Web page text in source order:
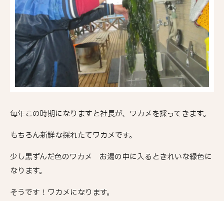
毎年この時期になりますと社長が、ワカメを採ってきます。
もちろん新鮮な採れたてワカメです。
少し黒ずんだ色のワカメ お湯の中に入るときれいな緑色に
なります。
そうです！ワカメになります。